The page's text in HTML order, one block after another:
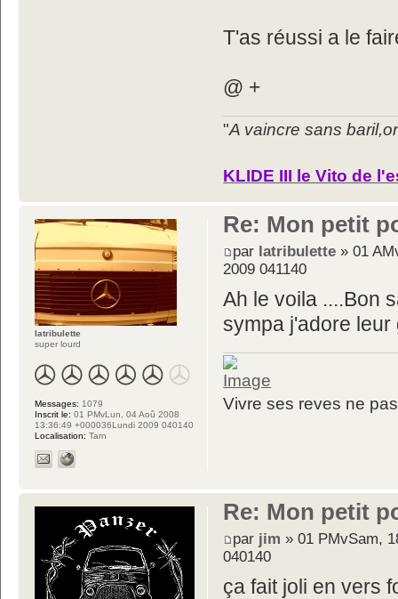
T'as réussi a le
@ +
"A vaincre sans
KLIDE III le Vito de
Re: Mon petit
par latribulette » 01
2009 041140
Ah le voila ....Bon
sympa j'adore leur
Vivre ses reves ne
latribulette
super lourd
Messages: 1079
Inscrit le: 01 PMvLun, 04 Aoû 2008
13:36:49 +000036Lundi 2009 040140
Localisation: Tarn
Re: Mon petit
par jim » 01 PMvSam,
040140
ça fait joli en vers